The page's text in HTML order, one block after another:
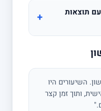
תוצאות
+
השיעורים היו
ותוך זמן קצר